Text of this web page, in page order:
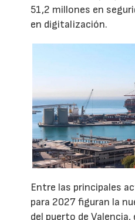
51,2 millones en
en digitalización.
Entre las principales
para 2027 figuran la
del puerto de Valencia,